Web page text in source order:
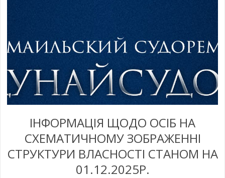
ІНФОРМАЦІЯ ЩОДО ОСІБ НА
СХЕМАТИЧНОМУ ЗОБРАЖЕННІ
СТРУКТУРИ ВЛАСНОСТІ СТАНОМ НА
01.12.2025Р.